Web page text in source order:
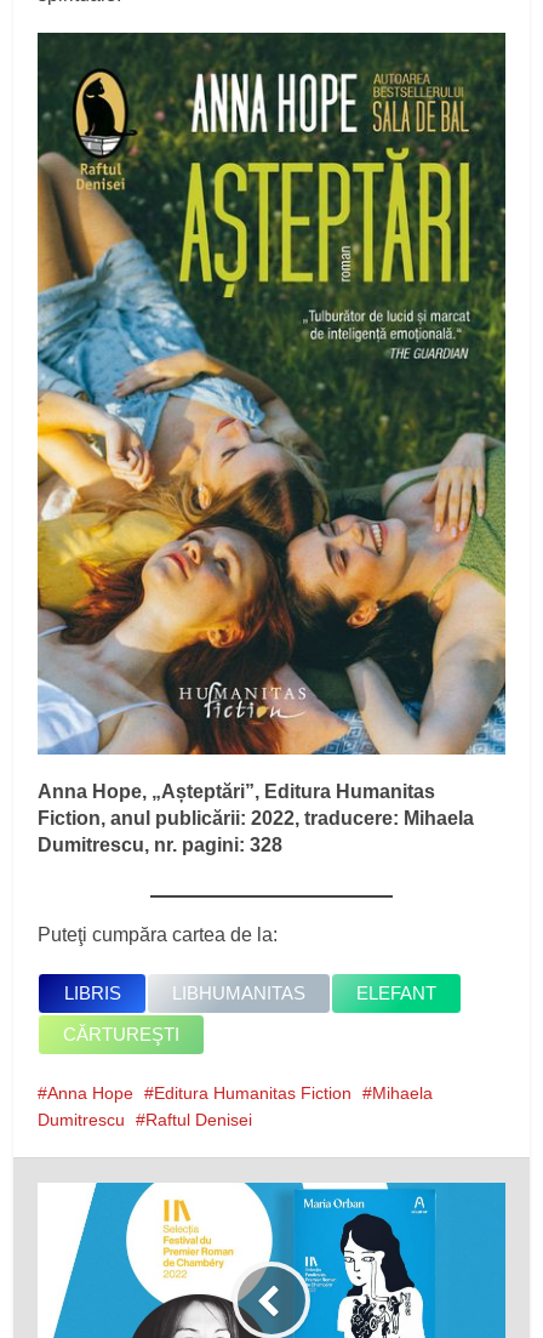
Anna Hope, „Așteptări”, Editura Humanitas
Fiction, anul publicării: 2022, traducere: Mihaela
Dumitrescu, nr. pagini: 328
Puteţi cumpăra cartea de la:
LIBRIS LIBHUMANITAS
ELEFANT
CĂRTUREŞTI
Anna Hope Editura Humanitas Fiction
Mihaela
Dumitrescu
Raftul Denisei